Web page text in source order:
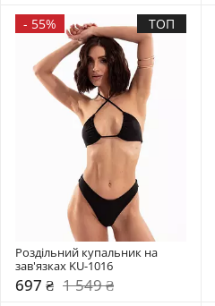
- 55% ТОП
Роздільний купальник на
зав'язках KU-1016
697 ₴ 1 549 ₴